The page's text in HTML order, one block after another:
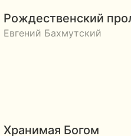
Рождественский
Евгений Бахмутский
Хранимая Богом